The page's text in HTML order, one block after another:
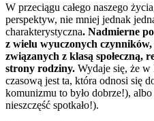
W przeciągu całego naszego
perspektyw, nie mniej jednak
charakterystyczna. Nadmierne
z wielu wyuczonych
związanych z klasą społeczną,
strony rodziny. Wydaje się, że w
czasową jest ta, która odnosi się
komunizmu to było dobrze!),
nieszczęść spotkało!).